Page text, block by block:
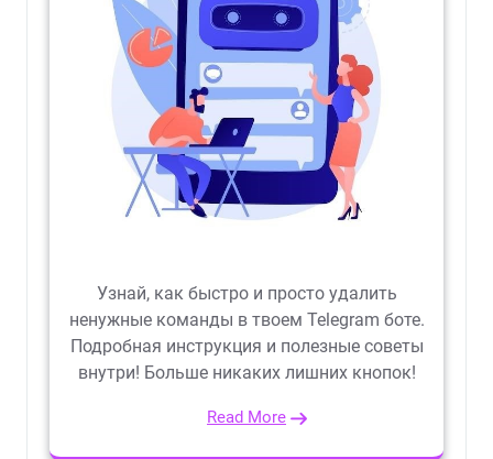
Узнай, как быстро и просто удалить
ненужные команды в твоем Telegram боте.
Подробная инструкция и полезные советы
внутри! Больше никаких лишних кнопок!
Read More